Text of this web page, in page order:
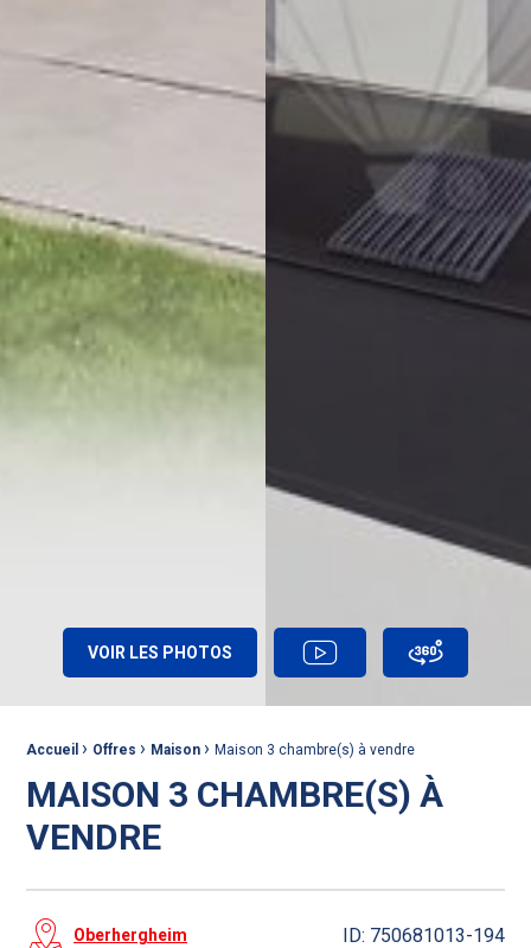
VOIR LES PHOTOS VIDÉO VISITE 360°
Fil d'Ariane :
Accueil › Offres › Maison › Maison 3 chambre(s) à vendre
MAISON 3 CHAMBRE(S) À
VENDRE
Oberhergheim ID: 750681013-194